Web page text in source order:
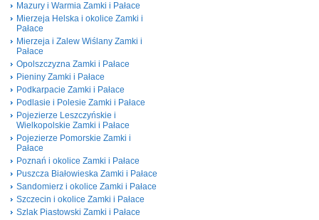
Mazury i Warmia Zamki i Pałace
Mierzeja Helska i okolice Zamki i
Pałace
Mierzeja i Zalew Wiślany Zamki i
Pałace
Opolszczyzna Zamki i Pałace
Pieniny Zamki i Pałace
Podkarpacie Zamki i Pałace
Podlasie i Polesie Zamki i Pałace
Pojezierze Leszczyńskie i
Wielkopolskie Zamki i Pałace
Pojezierze Pomorskie Zamki i
Pałace
Poznań i okolice Zamki i Pałace
Puszcza Białowieska Zamki i Pałace
Sandomierz i okolice Zamki i Pałace
Szczecin i okolice Zamki i Pałace
Szlak Piastowski Zamki i Pałace